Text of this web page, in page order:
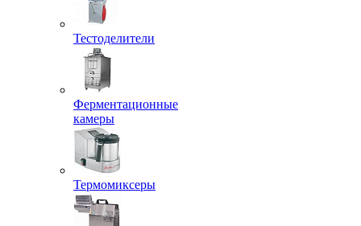
Тестоделители
Ферментационные
камеры
Термомиксеры